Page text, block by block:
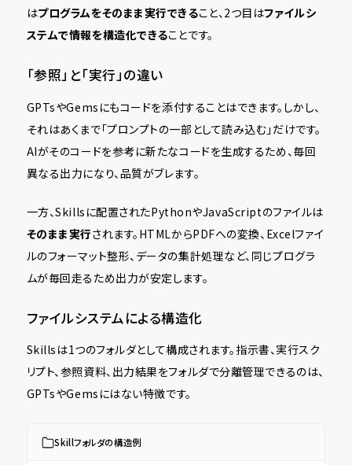
はプログラムをそのまま実行できること、2つ目はファイルシ
ステムで情報を構造化できることです。
「参照」と「実行」の違い
GPTsやGemsにもコードを添付することはできます。しかし、
それはあくまで「プロンプトの一部として読み込む」だけです。
AIがそのコードを参考に新たなコードを生成するため、毎回
異なる出力になり、品質がブレます。
一方、Skillsに配置されたPythonやJavaScriptのファイルは
そのまま実行されます。HTMLからPDFへの変換、Excelファイ
ルのフォーマット整形、データの集計処理など、同じプログラ
ムが毎回走るため出力が安定します。
ファイルシステムによる構造化
Skillsは1つのフォルダとして構成されます。指示書、実行スク
リプト、参照資料、出力結果をフォルダで分離管理できるのは、
GPTsやGemsにはない特徴です。
Skillフォルダの構造例